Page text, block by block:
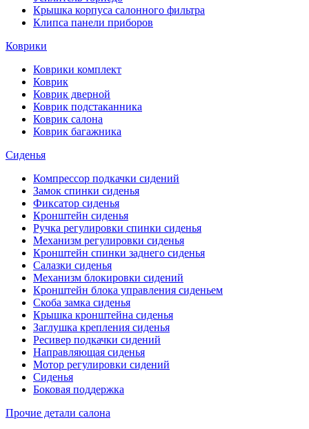
Крышка корпуса салонного фильтра
Клипса панели приборов
Коврики
Коврики комплект
Коврик
Коврик дверной
Коврик подстаканника
Коврик салона
Коврик багажника
Сиденья
Компрессор подкачки сидений
Замок спинки сиденья
Фиксатор сиденья
Кронштейн сиденья
Ручка регулировки спинки сиденья
Механизм регулировки сиденья
Кронштейн спинки заднего сиденья
Салазки сиденья
Механизм блокировки сидений
Кронштейн блока управления сиденьем
Скоба замка сиденья
Крышка кронштейна сиденья
Заглушка крепления сиденья
Ресивер подкачки сидений
Направляющая сиденья
Мотор регулировки сидений
Сиденья
Боковая поддержка
Прочие детали салона